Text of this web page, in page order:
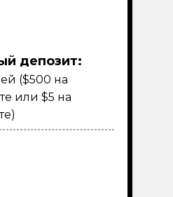
депозит:
($500 на
или $5 на